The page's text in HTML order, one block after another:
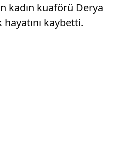
kadın kuaförü Derya
kaybetti.